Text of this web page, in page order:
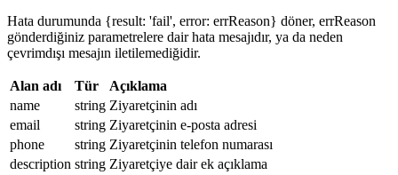
Hata durumunda {result: 'fail', error: errReason} döner, errReason
gönderdiğiniz parametrelere dair hata mesajıdır, ya da neden
çevrimdışı mesajın iletilemediğidir.
Alan adı Tür
Açıklama
name
string Ziyaretçinin adı
email
string Ziyaretçinin e-posta adresi
phone
string Ziyaretçinin telefon numarası
description string Ziyaretçiye dair ek açıklama